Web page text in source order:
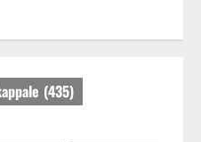
Julkaistu: 27.4.2025 |
(435)